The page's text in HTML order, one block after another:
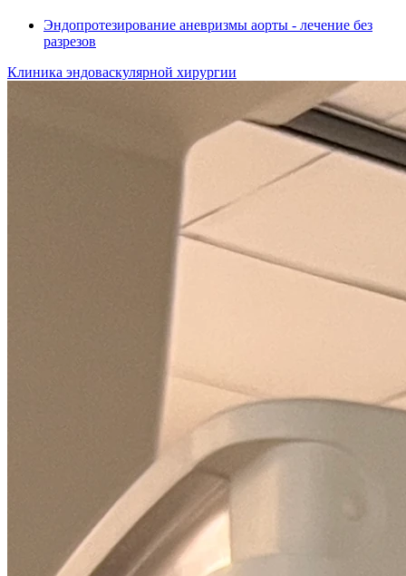
Эндопротезирование аневризмы аорты - лечение без
разрезов
Клиника эндоваскулярной хирургии